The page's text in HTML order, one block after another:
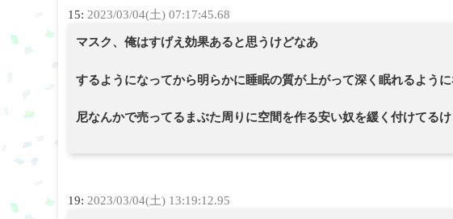
15: 2023/03/04(土) 07:17:45.68
マスク、俺はすげえ効果あると思うけどなあ
するようになってから明らかに睡眠の質が上がって深く眠れるよう
尼なんかで売ってるまぶた周りに空間を作る安い奴を緩く付けてる
19: 2023/03/04(土) 13:19:12.95